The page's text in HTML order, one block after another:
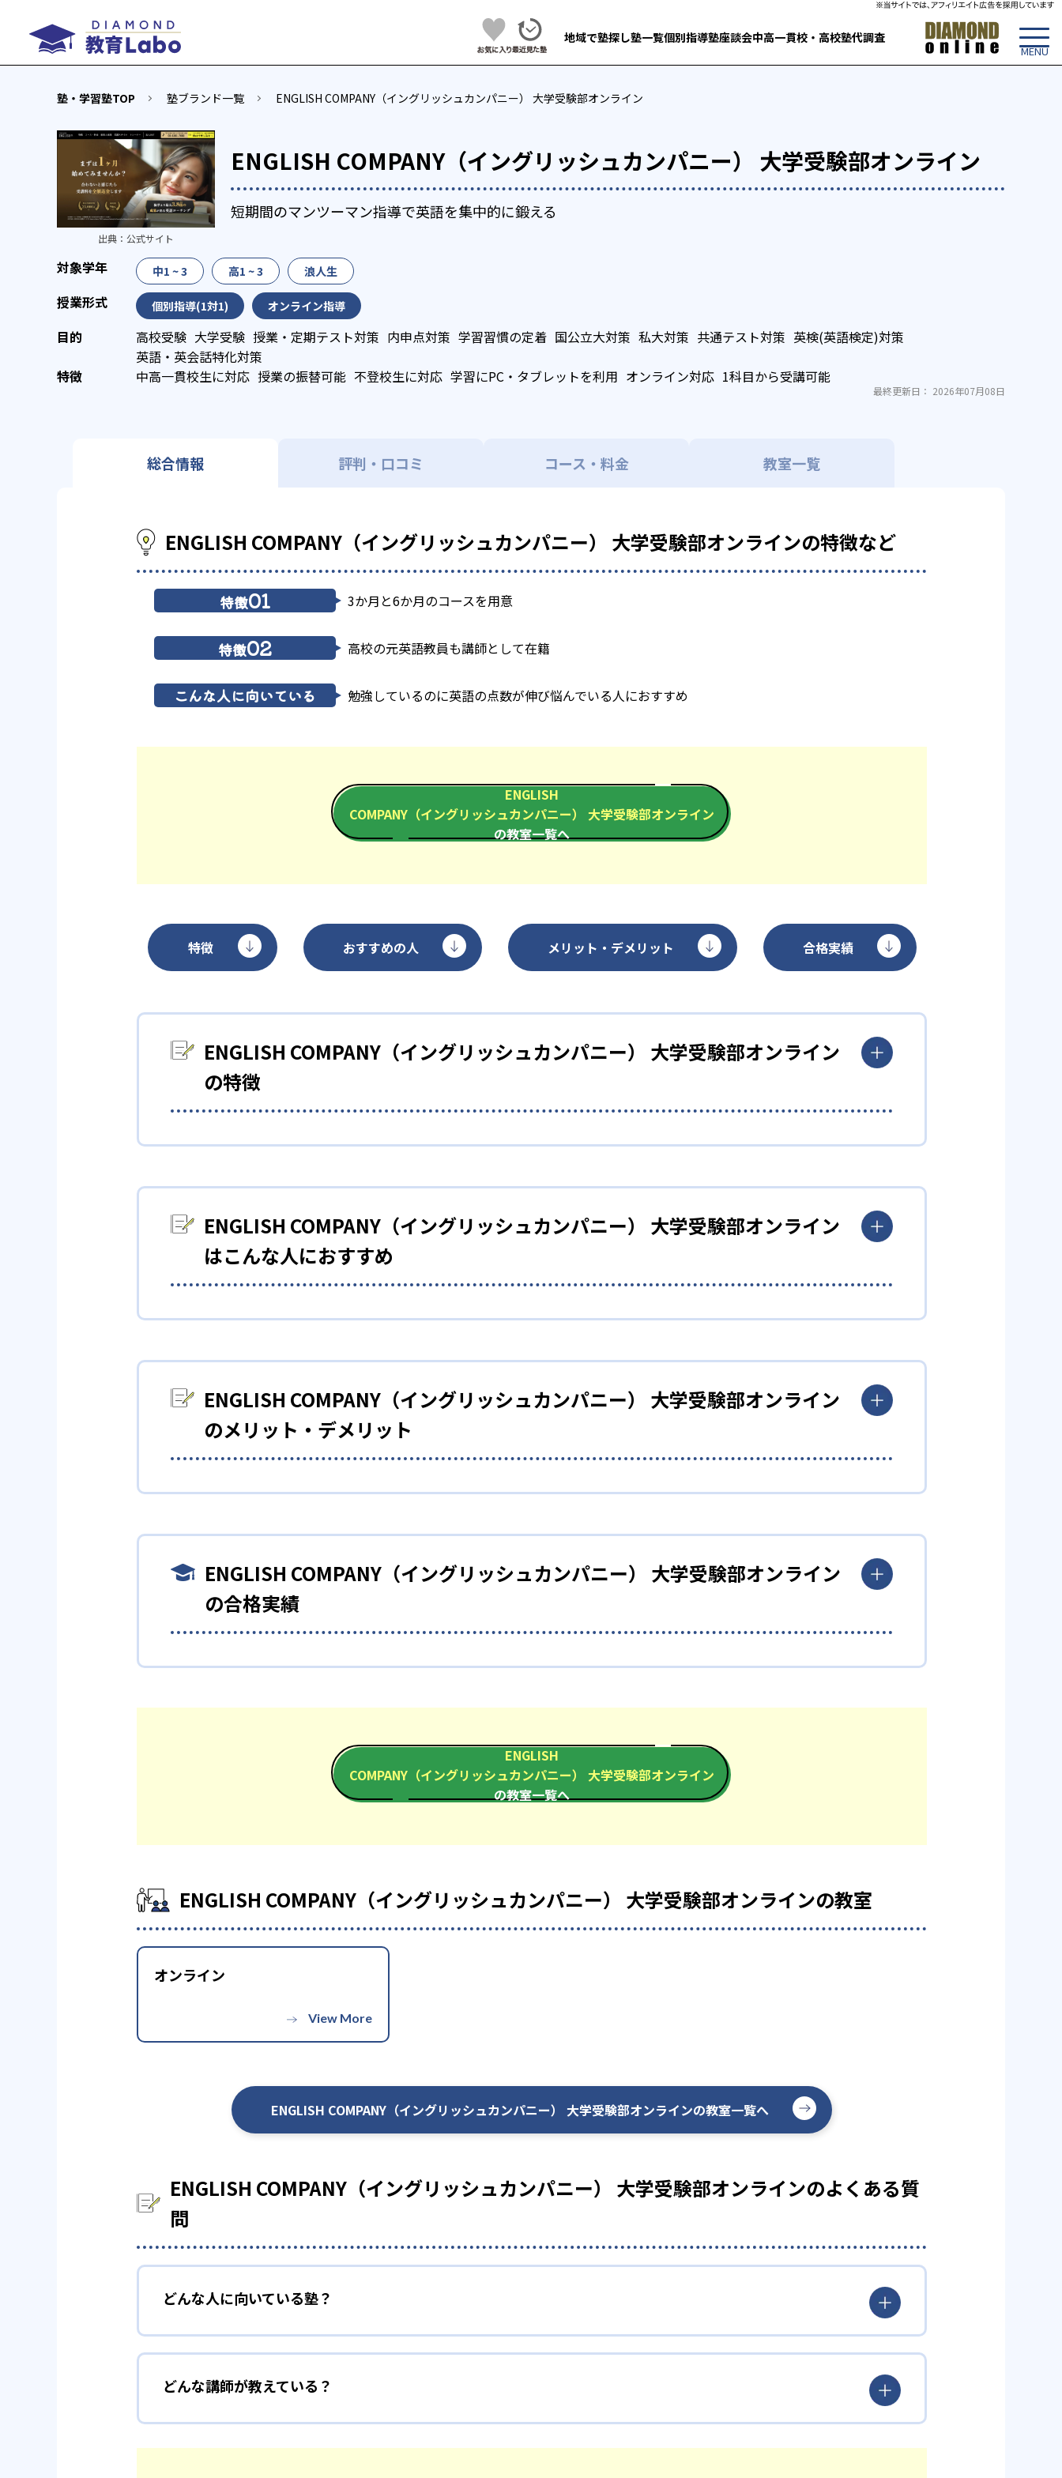
地域で塾探し塾一覧個別指導塾座談会中高一貫校・高校塾代調査
塾・学習塾TOP 塾ブランド一覧 ENGLISH COMPANY（イングリッシュカンパニー） 大学受験部オンライン
ENGLISH COMPANY（イングリッシュカンパニー） 大学受験部オンライン
短期間のマンツーマン指導で英語を集中的に鍛える
出典： 公式サイト
中1 ~ 3 高1 ~ 3 浪人生
個別指導(1対1) オンライン指導
高校受験 大学受験 授業・定期テスト対策 内申点対策 学習習慣の定着 国公立大対策 私大対策 共通テスト対策 英検(英語検定)対策
英語・英会話特化対策
中高一貫校生に対応 授業の振替可能 不登校生に対応 学習にPC・タブレットを利用 オンライン対応 1科目から受講可能
最終更新日： 2026年07月08日
総合情報 評判・口コミ コース・料金 教室一覧
ENGLISH COMPANY（イングリッシュカンパニー） 大学受験部オンラインの特徴など
特徴01 3か月と6か月のコースを用意
特徴02 高校の元英語教員も講師として在籍
こんな人に向いている 勉強しているのに英語の点数が伸び悩んでいる人におすすめ
ENGLISH
COMPANY（イングリッシュカンパニー） 大学受験部オンライン
の教室一覧へ
特徴 おすすめの人 メリット・デメリット 合格実績
ENGLISH COMPANY（イングリッシュカンパニー） 大学受験部オンライン
の特徴
01 完全パーソナルメニュー
ENGLISH COMPANY（イングリッシュカンパニー）大学受験部では、生徒の弱点を分析し、必要な学習法を取捨選択したカリキ
02 自宅学習もサポート
ている。何から勉強すればよいかわからないという状況を防げるため、学習が継続しやすい。
03 英語専門のパーソナルトレーナー
ENGLISH COMPANY（イングリッシュカンパニー）大学受験部のパーソナルトレーナーは、国内や海外の学校の元教員や、大学
院で言語学を学んだ者も講師として在籍している。
ENGLISH COMPANY（イングリッシュカンパニー） 大学受験部オンライン
はこんな人におすすめ
高校生 苦手な英語を短期間で克服したい人
ーズに進められるだろう。
ENGLISH COMPANY（イングリッシュカンパニー） 大学受験部オンライン
のメリット・デメリット
どんなメリットがある？
どんなデメリットがある？
ENGLISH COMPANY（イングリッシュカンパニー）大学受験部は集中的に英語のトレーニングを行うため、他の塾との併用がし
ENGLISH COMPANY（イングリッシュカンパニー） 大学受験部オンライン
の合格実績
ENGLISH COMPANY（イングリッシュカンパニー） 大学受験部オンラインの合格実績は？
東京理科大学先進工学部 -
※2023年度、公式サイト
ENGLISH
COMPANY（イングリッシュカンパニー） 大学受験部オンライン
の教室一覧へ
ENGLISH COMPANY（イングリッシュカンパニー） 大学受験部オンラインの教室
オンライン
ENGLISH COMPANY（イングリッシュカンパニー） 大学受験部オンラインの教室一覧へ
ENGLISH COMPANY（イングリッシュカンパニー） 大学受験部オンラインのよくある質
問
どんな人に向いている塾？
どんな講師が教えている？